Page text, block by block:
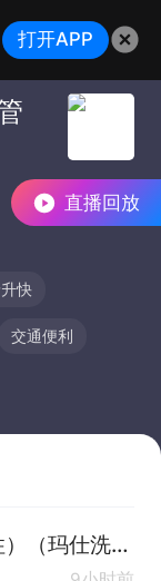
直播回放
快
交通便利
货运司机 （凌晨4点上班，包吃住）（玛仕洗涤）
打开APP